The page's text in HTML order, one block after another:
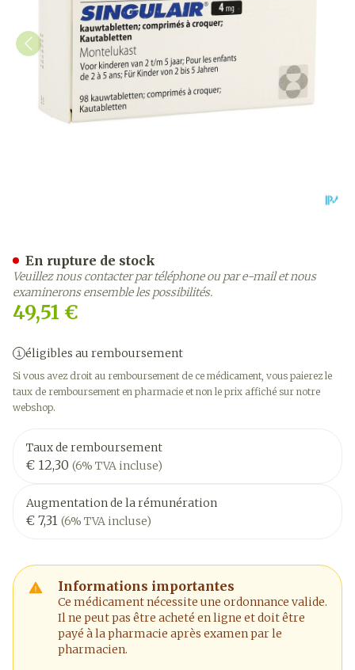
49,51 €
éligibles au remboursement
Si vous avez droit au remboursement de ce médicament, vous paierez le
taux de remboursement en pharmacie et non le prix affiché sur notre
webshop.
Taux de remboursement
€ 12,30 (6% TVA incluse)
Augmentation de la rémunération
€ 7,31 (6% TVA incluse)
Informations importantes
Ce médicament nécessite une ordonnance valide.
Il ne peut pas être acheté en ligne et doit être
payé à la pharmacie après examen par le
pharmacien.
En rupture de stock
Veuillez nous contacter par téléphone ou par e-mail et nous
examinerons ensemble les possibilités.